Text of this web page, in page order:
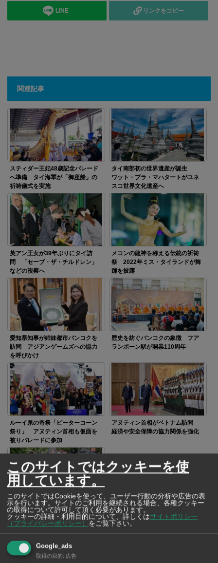
LINE リンクをコピー
関連記事
スティダー王妃48歳記念パレード
へ準備 タイ海軍が「御座船」の
祈祷儀式を実施
タイ南部初の世界遺産が誕生
ワット・プラ・マハタートがユネ
スコ世界文化遺産へ
英アン王女が39年ぶりにタイ訪
問 「セーブ・ザ・チルドレン」
などの視察へ
メコンの龍神を称える伝統の祈祷
祭 2022年ミス・タイランドが舞
踊を披露
愛知県知事が姉妹都市バンコクを
訪問 アジアンゲームズへの協力
を呼びかけ
歴史を紡ぐバンコクの象徴 フア
ランポーン駅が開業110周年
ルーイ県の奇祭「ピーターコーン
祭り」 アヌティン首相も仮面を
被りパレードに参加
アヌティン首相がベトナム訪問
経済や安全保障の協力関係を強化
激しい雨の中でも輝く虹色 バン
コクでプライドパレード開催
SNSで毎日ニュースを配信中！
このサイトではクッキーを使
用しています。
このサイトではCookieを使って、ユーザー行動の分析や広告の表
示を行います。サイトのご利用を継続される場合、各種クッキー
の取得について許可して頂く必要があります。
クッキーの詳細・利用目的について、詳しくはサイトポリシー
（プライバシーポリシー）
をご覧下さい。
Google_ads
取得の目的: 広告